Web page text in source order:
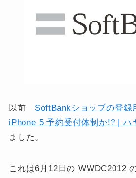
以前 SoftBankショップの登録
iPhone 5 予約受付体制か!? | ハ
ました。
これは6月12日の WWDC2012